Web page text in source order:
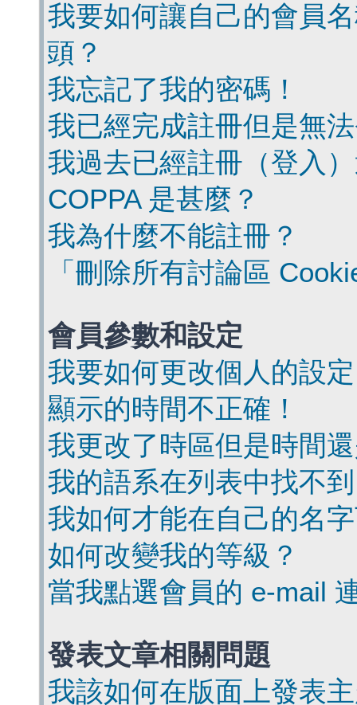
我要如何讓自己的會員
頭？
我忘記了我的密碼！
我已經完成註冊但是無
我過去已經註冊（登入
COPPA 是甚麼？
我為什麼不能註冊？
「刪除所有討論區
會員參數和設定
我要如何更改個人的設
顯示的時間不正確！
我更改了時區但是時間
我的語系在列表中找不
我如何才能在自己的名
如何改變我的等級？
當我點選會員的 e-mail
發表文章相關問題
我該如何在版面上發表